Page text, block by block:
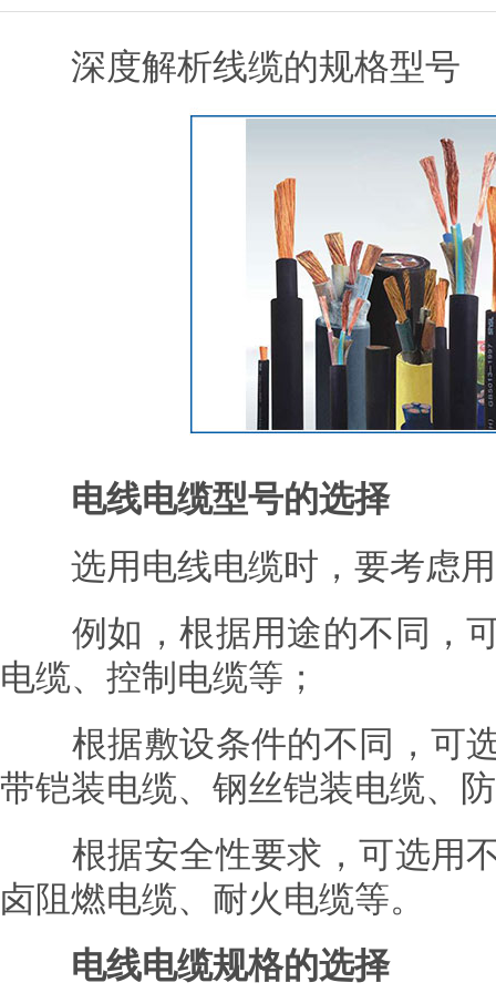
深度解析线缆的规格型号
电线电缆型号的选择
选用电线电缆时，要考虑用
例如，根据用途的不同，
电缆、控制电缆等；
根据敷设条件的不同，可
带铠装电缆、钢丝铠装电缆、
根据安全性要求，可选用
卤阻燃电缆、耐火电缆等。
电线电缆规格的选择